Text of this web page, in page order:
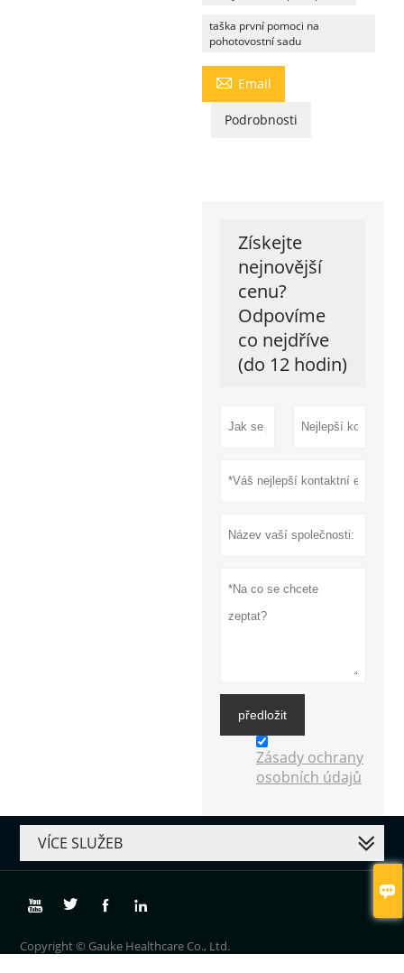

taška první pomoci na
pohotovostní sadu
 Email
Podrobnosti
Získejte
nejnovější
cenu?
Odpovíme
co nejdříve
(do 12 hodin)
předložit
Zásady ochrany
osobních údajů
VÍCE SLUŽEB
   
Copyright © Gauke Healthcare Co., Ltd.